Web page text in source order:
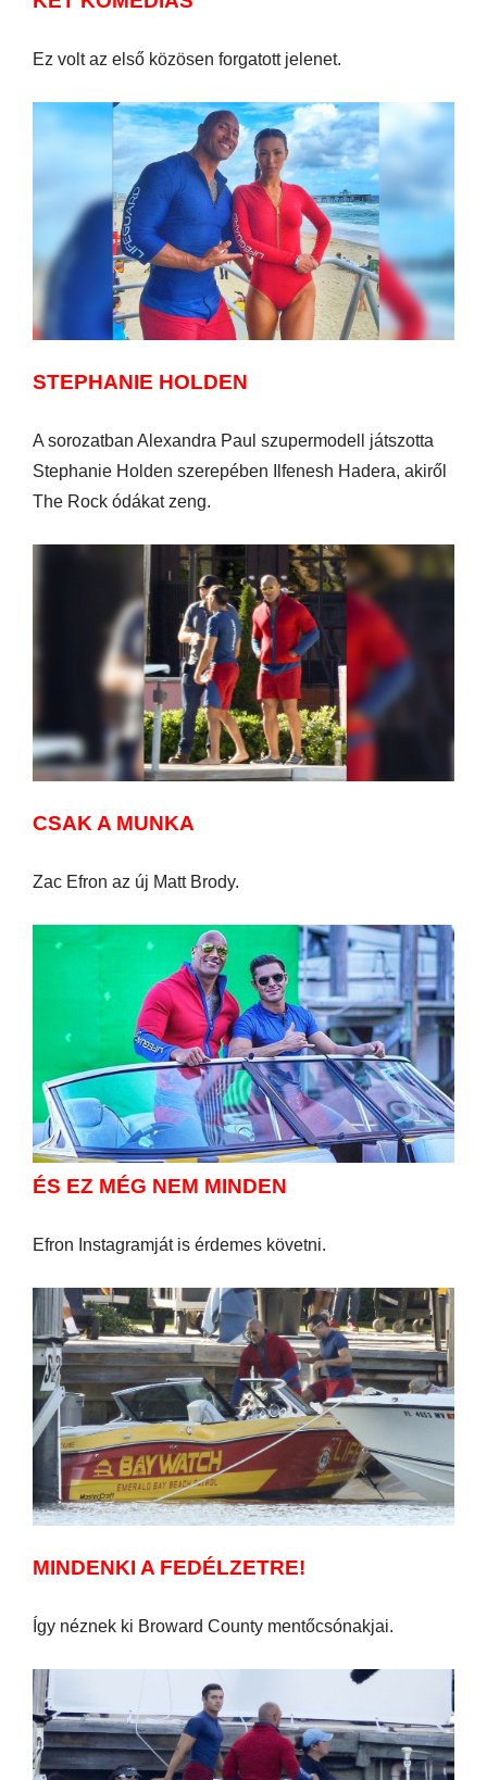
Ez volt az első közösen forgatott jelenet.
STEPHANIE HOLDEN
A sorozatban Alexandra Paul szupermodell játszotta
Stephanie Holden szerepében Ilfenesh Hadera, akiről
The Rock ódákat zeng.
CSAK A MUNKA
Zac Efron az új Matt Brody.
ÉS EZ MÉG NEM MINDEN
Efron Instagramját is érdemes követni.
MINDENKI A FEDÉLZETRE!
Így néznek ki Broward County mentőcsónakjai.